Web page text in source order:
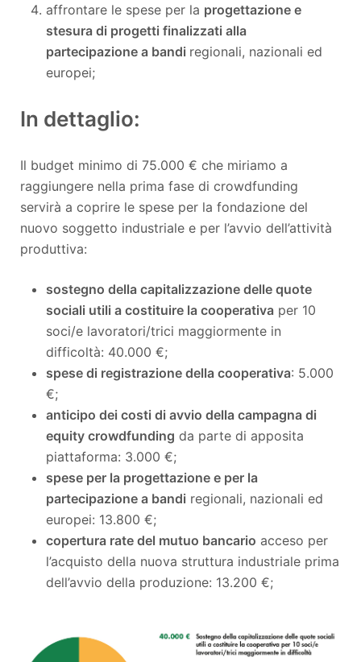
affrontare le spese per la progettazione e
stesura di progetti finalizzati alla
partecipazione a bandi regionali, nazionali ed
europei;
In dettaglio:
Il budget minimo di 75.000 € che miriamo a
raggiungere nella prima fase di crowdfunding
servirà a coprire le spese per la fondazione del
nuovo soggetto industriale e per l’avvio dell’attività
produttiva:
sostegno della capitalizzazione delle quote
sociali utili a costituire la cooperativa per 10
soci/e lavoratori/trici maggiormente in
difficoltà: 40.000 €;
spese di registrazione della cooperativa: 5.000
€;
anticipo dei costi di avvio della campagna di
equity crowdfunding da parte di apposita
piattaforma: 3.000 €;
spese per la progettazione e per la
partecipazione a bandi regionali, nazionali ed
europei: 13.800 €;
copertura rate del mutuo bancario acceso per
l’acquisto della nuova struttura industriale prima
dell’avvio della produzione: 13.200 €;